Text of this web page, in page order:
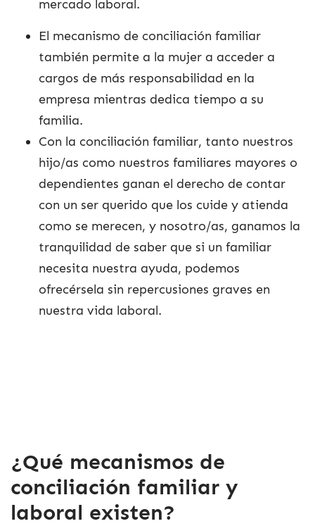
mercado laboral.
El mecanismo de conciliación familiar
también permite a la mujer a acceder a
cargos de más responsabilidad en la
empresa mientras dedica tiempo a su
familia.
Con la conciliación familiar, tanto nuestros
hijo/as como nuestros familiares mayores o
dependientes ganan el derecho de contar
con un ser querido que los cuide y atienda
como se merecen, y nosotro/as, ganamos la
tranquilidad de saber que si un familiar
necesita nuestra ayuda, podemos
ofrecérsela sin repercusiones graves en
nuestra vida laboral.
¿Qué mecanismos de
conciliación familiar y
laboral existen?